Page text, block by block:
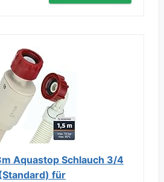
Aquastop Schlauch 3/4
für